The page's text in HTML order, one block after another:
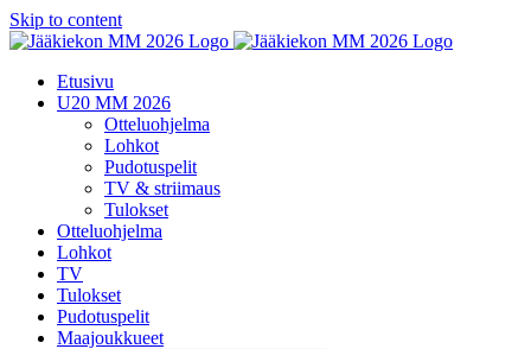
Skip to content
Etusivu
U20 MM 2026
Otteluohjelma
Lohkot
Pudotuspelit
TV & striimaus
Tulokset
Otteluohjelma
Lohkot
TV
Tulokset
Pudotuspelit
Maajoukkueet